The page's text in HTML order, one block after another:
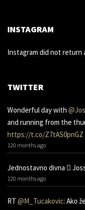
INSTAGRAM
Instagram did not return
TWITTER
Wonderful day with
and running from the
https://t.co/Z7tAS0pnGZ
120 months ago
Jednostavno divna 󾌧
120 months ago
RT @M_Tucakovic: Ako